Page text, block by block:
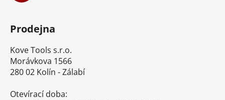
Prodejna
Kove Tools s.r.o.
Morávkova 1566
280 02 Kolín - Zálabí
Otevírací doba: